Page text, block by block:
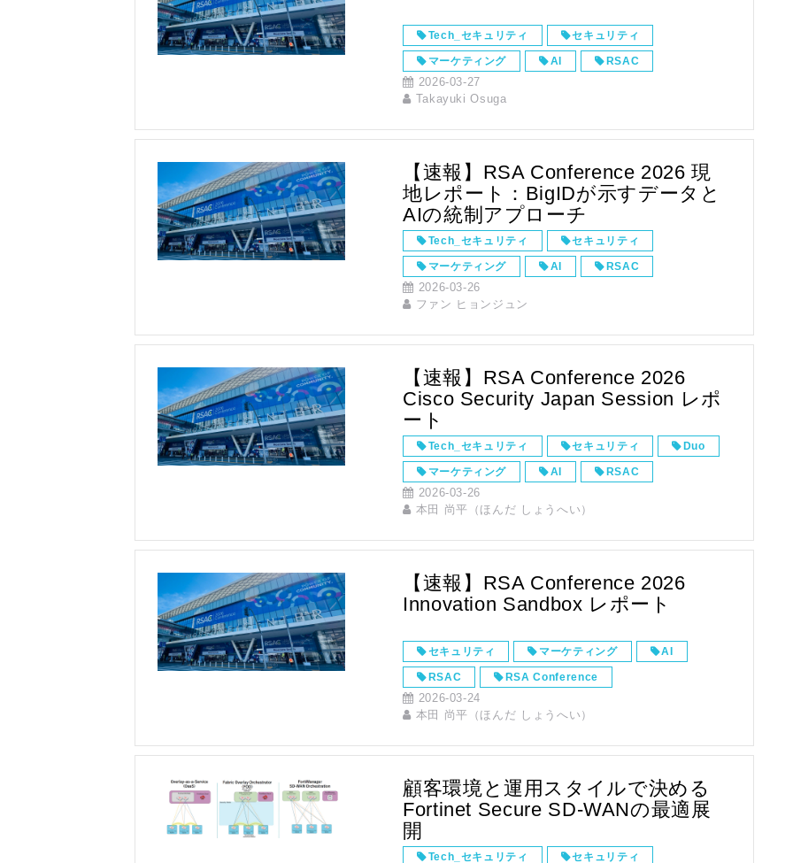
Tech_セキュリティ セキュリティ
マーケティング AI RSAC
RSA Conference
2026-03-27
Takayuki Osuga
【速報】RSA Conference 2026 現
地レポート：BigIDが示すデータと
AIの統制アプローチ
Tech_セキュリティ セキュリティ
マーケティング AI RSAC
RSA Conference
AI TRiSM
2026-03-26
ファン ヒョンジュン
【速報】RSA Conference 2026
Cisco Security Japan Session レポ
ート
Tech_セキュリティ セキュリティ Duo
マーケティング AI RSAC
RSA Conference
Hybrid Mesh Firewall AIエージェント
AI Defense eBPF
Cisco Secure Access IAM Splunk
2026-03-26
本田 尚平（ほんだ しょうへい）
【速報】RSA Conference 2026
Innovation Sandbox レポート
セキュリティ マーケティング AI
RSAC RSA Conference
Innovation Sandbox
2026-03-24
本田 尚平（ほんだ しょうへい）
顧客環境と運用スタイルで決める
Fortinet Secure SD‑WANの最適展
開
Tech_セキュリティ セキュリティ